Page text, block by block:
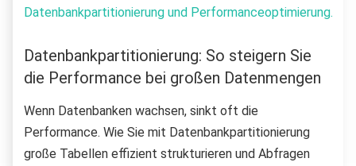
Datenbank­partitionierung: So steigern Sie
die Performance bei großen Datenmengen
Wenn Datenbanken wachsen, sinkt oft die
Performance. Wie Sie mit Datenbankpartitionierung
große Tabellen effizient strukturieren und Abfragen